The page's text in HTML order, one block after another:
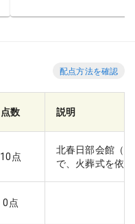
なしや上質なサービスを提供
配点方法を確認
点数 説明
10 点
北春日部会館（
で、火葬式を依
0 点